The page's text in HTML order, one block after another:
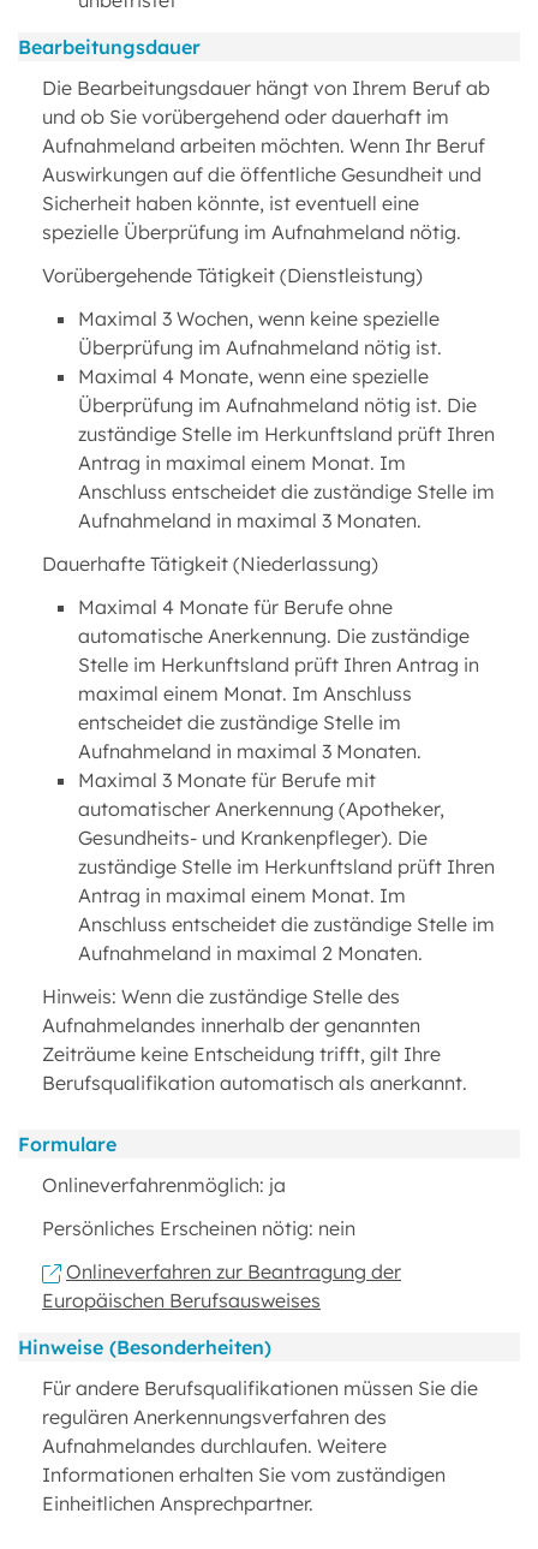
Bearbeitungsdauer
Die Bearbeitungsdauer hängt von Ihrem Beruf ab
und ob Sie vorübergehend oder dauerhaft im
Aufnahmeland arbeiten möchten. Wenn Ihr Beruf
Auswirkungen auf die öffentliche Gesundheit und
Sicherheit haben könnte, ist eventuell eine
spezielle Überprüfung im Aufnahmeland nötig.
Vorübergehende Tätigkeit (Dienstleistung)
Maximal 3 Wochen, wenn keine spezielle
Überprüfung im Aufnahmeland nötig ist.
Maximal 4 Monate, wenn eine spezielle
Überprüfung im Aufnahmeland nötig ist. Die
zuständige Stelle im Herkunftsland prüft Ihren
Antrag in maximal einem Monat. Im
Anschluss entscheidet die zuständige Stelle im
Aufnahmeland in maximal 3 Monaten.
Dauerhafte Tätigkeit (Niederlassung)
Maximal 4 Monate für Berufe ohne
automatische Anerkennung. Die zuständige
Stelle im Herkunftsland prüft Ihren Antrag in
maximal einem Monat. Im Anschluss
entscheidet die zuständige Stelle im
Aufnahmeland in maximal 3 Monaten.
Maximal 3 Monate für Berufe mit
automatischer Anerkennung (Apotheker,
Gesundheits- und Krankenpfleger). Die
zuständige Stelle im Herkunftsland prüft Ihren
Antrag in maximal einem Monat. Im
Anschluss entscheidet die zuständige Stelle im
Aufnahmeland in maximal 2 Monaten.
Hinweis: Wenn die zuständige Stelle des
Aufnahmelandes innerhalb der genannten
Zeiträume keine Entscheidung trifft, gilt Ihre
Berufsqualifikation automatisch als anerkannt.
Formulare
Onlineverfahrenmöglich: ja
Persönliches Erscheinen nötig: nein
Onlineverfahren zur Beantragung der
Europäischen Berufsausweises
Hinweise (Besonderheiten)
Für andere Berufsqualifikationen müssen Sie die
regulären Anerkennungsverfahren des
Aufnahmelandes durchlaufen. Weitere
Informationen erhalten Sie vom zuständigen
Einheitlichen Ansprechpartner.